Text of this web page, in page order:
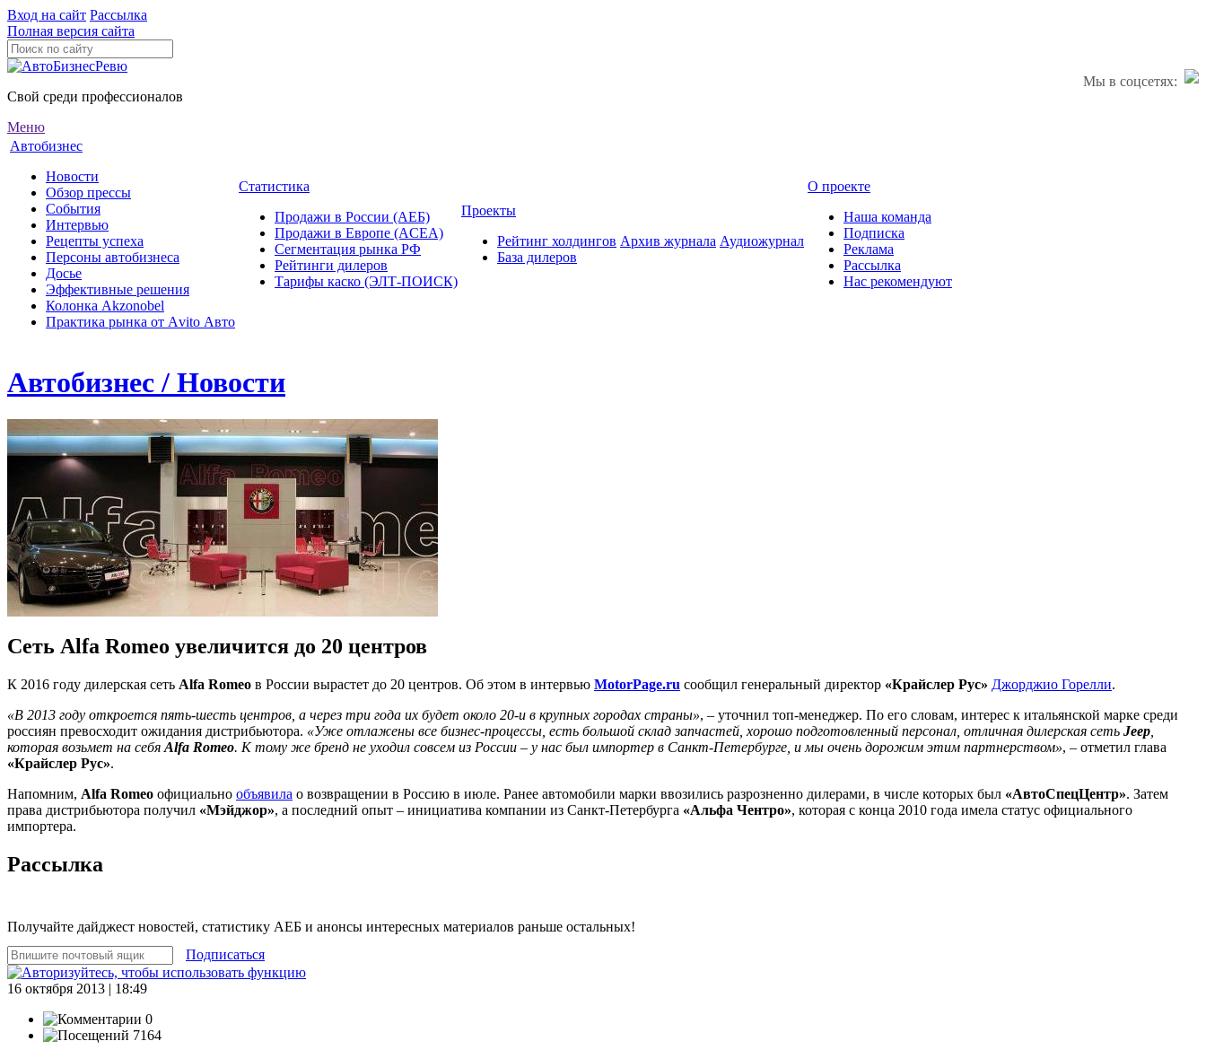
Вход на сайт Рассылка
Полная версия сайта
Мы в соцсетях:
Свой среди профессионалов
Меню
Автобизнес
Новости
Обзор прессы
События
Интервью
Рецепты успеха
Персоны автобизнеса
Досье
Эффективные решения
Колонка Akzonobel
Практика рынка от Аvito Авто
Статистика
Продажи в России (АЕБ)
Продажи в Европе (ACEA)
Сегментация рынка РФ
Рейтинги дилеров
Тарифы каско (ЭЛТ-ПОИСК)
Проекты
Рейтинг холдингов
База дилеров
Архив журнала Аудиожурнал
О проекте
Наша команда
Подписка
Реклама
Рассылка
Нас рекомендуют
Автобизнес / Новости
Сеть Alfa Romeo увеличится до 20 центров
К 2016 году дилерская сеть Alfa Romeo в России вырастет до 20 центров. Об этом в интервью MotorPage.ru сообщил генеральный директор «Крайслер Рус» Джорджио Горелли.
«В 2013 году откроется пять-шесть центров, а через три года их будет около 20-и в крупных городах страны», – уточнил топ-менеджер. По его словам, интерес к итальянской марке среди
россиян превосходит ожидания дистрибьютора. «Уже отлажены все бизнес-процессы, есть большой склад запчастей, хорошо подготовленный персонал, отличная дилерская сеть Jeep
которая возьмет на себя Alfa Romeo. К тому же бренд не уходил совсем из России – у нас был импортер в Санкт-Петербурге, и мы очень дорожим этим партнерством», – отметил глава
«Крайслер Рус».
Напомним, Alfa Romeo официально объявила о возвращении в Россию в июле. Ранее автомобили марки ввозились разрозненно дилерами, в числе которых был «АвтоСпецЦентр». Затем
права дистрибьютора получил «Мэйджор», а последний опыт – инициатива компании из Санкт-Петербурга «Альфа Чентро», которая с конца 2010 года имела статус официального
импортера.
Рассылка
Получайте дайджест новостей, статистику АЕБ и анонсы интересных материалов раньше остальных!
Подписаться
16 октября 2013 | 18:49
0
7164